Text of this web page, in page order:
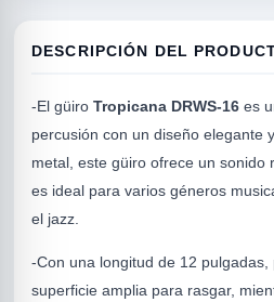
DESCRIPCIÓN DEL
-El güiro Tropicana DRWS-16 es
percusión con un diseño elegante
metal, este güiro ofrece un sonido
es ideal para varios géneros
el jazz.
-Con una longitud de 12
superficie amplia para rasgar,